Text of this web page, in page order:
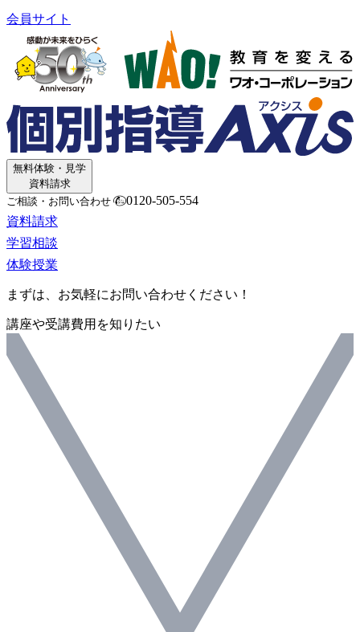
会員サイト
無料体験・見学
資料請求
ご相談・お問い合わせ
0120-505-554
資料請求
学習相談
体験授業
まずは、お気軽にお問い合わせください！
講座や受講費用を知りたい